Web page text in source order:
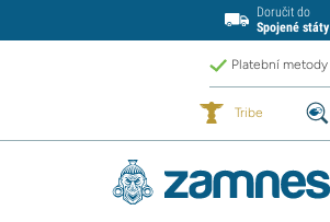
Doručit do
Spojené státy
Platební metody
Tribe